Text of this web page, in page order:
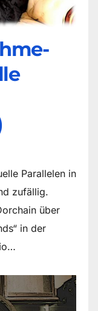
Parallelen in
zufällig.
über
in der